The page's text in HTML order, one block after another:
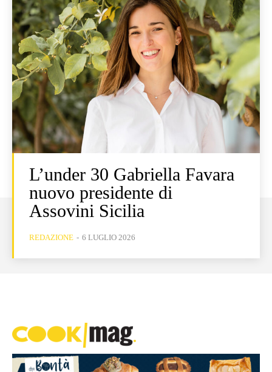
L’under 30 Gabriella Favara
nuovo presidente di
Assovini Sicilia
REDAZIONE - 6 LUGLIO 2026